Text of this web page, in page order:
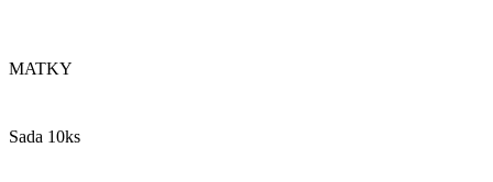
MATKY
Sada 10ks